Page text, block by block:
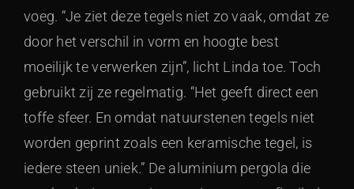
voeg. “Je ziet deze tegels niet zo vaak, omdat ze
door het verschil in vorm en hoogte best
moeilijk te verwerken zijn”, licht Linda toe. Toch
gebruikt zij ze regelmatig. “Het geeft direct een
toffe sfeer. En omdat natuurstenen tegels niet
worden geprint zoals een keramische tegel, is
iedere steen uniek.” De aluminium pergola die